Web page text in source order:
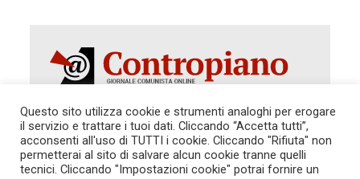
Autorizzazione del Tribunale di Roma 286 del 31
dicembre 2014. Direttore Responsabile: Sergio
Cararo. Indirizzo: V.Casalbruciato 27- sc. B - 00159
Questo sito utilizza cookie e strumenti analoghi per erogare
il servizio e trattare i tuoi dati. Cliccando “Accetta tutti”,
acconsenti all'uso di TUTTI i cookie. Cliccando "Rifiuta" non
permetterai al sito di salvare alcun cookie tranne quelli
tecnici. Cliccando "Impostazioni cookie" potrai fornire un